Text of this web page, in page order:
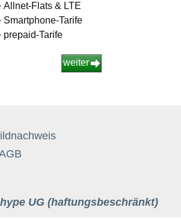
Allnet-Flats & LTE
Smartphone-Tarife
prepaid-Tarife
weiter
UG (haftungsbeschränkt)